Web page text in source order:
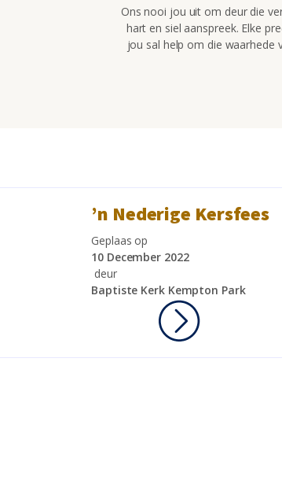
Ons nooi jou uit om deur die
hart en siel aanspreek. Elke
jou sal help om die waarhede
’n Nederige Kersfees
Geplaas op
10 December 2022
deur
Baptiste Kerk Kempton Park